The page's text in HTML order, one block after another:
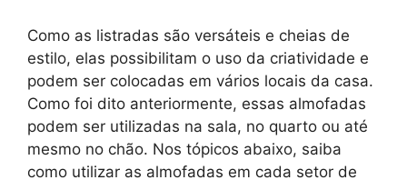
Como as listradas são versáteis e cheias de
estilo, elas possibilitam o uso da criatividade e
podem ser colocadas em vários locais da casa.
Como foi dito anteriormente, essas almofadas
podem ser utilizadas na sala, no quarto ou até
mesmo no chão. Nos tópicos abaixo, saiba
como utilizar as almofadas em cada setor de